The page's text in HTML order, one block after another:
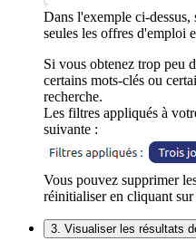
Dans l'exemple ci-
seules les offres d'emploi
Si vous obtenez trop peu
certains mots-clés ou
recherche.
Les filtres appliqués à
suivante :
Vous pouvez supprimer
réinitialiser en cliquant
3. Visualiser les résultats